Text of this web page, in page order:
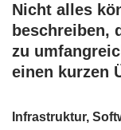
Nicht alles
beschreiben,
zu
einen kurzen
Infrastruktur,